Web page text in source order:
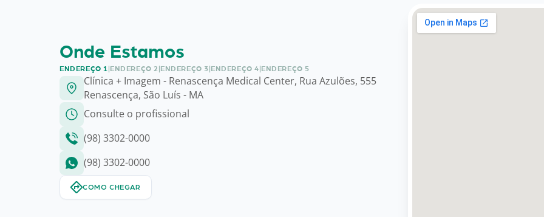
Onde Estamos
ENDEREÇO 1 ENDEREÇO 2 ENDEREÇO 3 ENDEREÇO 4 ENDEREÇO 5
Clínica + Imagem - Renascença Medical Center, Rua Azulões, 555
Renascença, São Luís - MA
Consulte o profissional
(98) 3302-0000
(98) 3302-0000
COMO CHEGAR